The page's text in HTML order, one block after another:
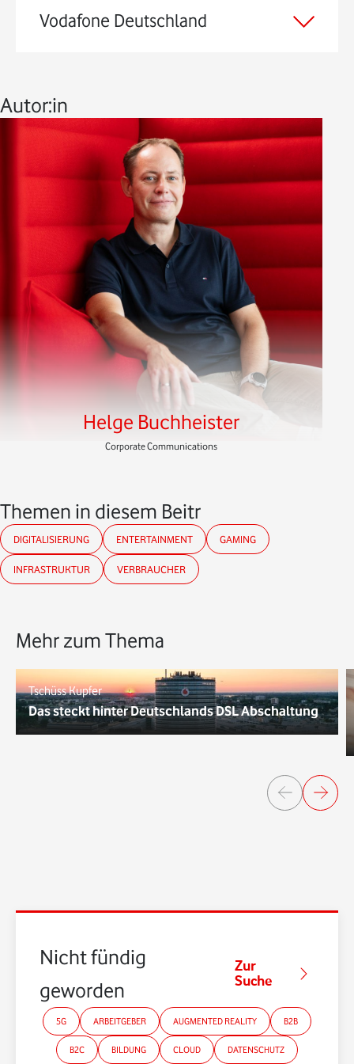
Vodafone Deutschland
Autor:in
Helge Buchheister
Corporate Communications
Themen in diesem Beitrag
DIGITALISIERUNG ENTERTAINMENT GAMING
INFRASTRUKTUR VERBRAUCHER
Mehr zum Thema
Tschüss Kupfer
Das steckt hinter Deutschlands DSL Abschaltung
Nicht fündig
geworden?
Zur
Suche
5G ARBEITGEBER AUGMENTED REALITY B2B
B2C BILDUNG CLOUD DATENSCHUTZ